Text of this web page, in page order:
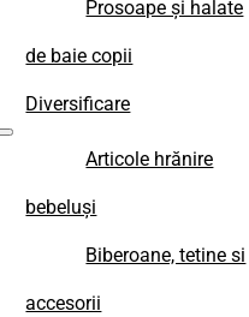
Prosoape și halate
de baie copii
Diversificare
Articole hrănire
bebeluși
Biberoane, tetine si
accesorii